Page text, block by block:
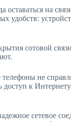
на
удобств:
сотовой
не
к
сетевое